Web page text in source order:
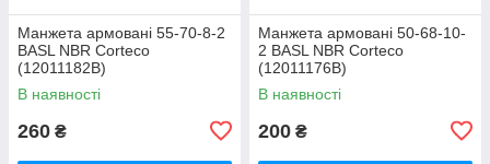
Манжета армовані 55-70-8-2
BASL NBR Corteco
(12011182В)
В наявності
260 ₴
Манжета армовані 50-68-10-
2 BASL NBR Corteco
(12011176В)
В наявності
200 ₴